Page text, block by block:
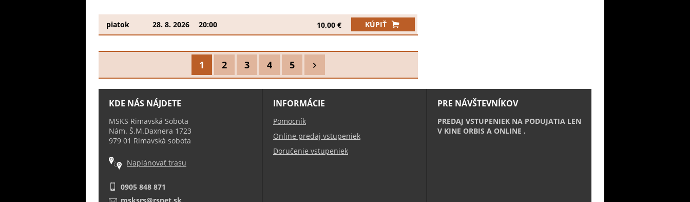
nádvoria je obmedzená, zabezpečte si svoje miesto včas ! Projekt z
verejných zdrojov podporili: Fond na podporu umenia, Sociálny a kultúrny
fond SOZA a Hudobný fond.
piatok 28. 8. 2026 20:00 10,00 € KÚPIŤ
1 2 3 4 5
KDE NÁS NÁJDETE
MSKS Rimavská Sobota
Nám. Š.M.Daxnera 1723
979 01 Rimavská sobota
Naplánovať trasu
0905 848 871
INFORMÁCIE
Pomocník
Online predaj vstupeniek
Doručenie vstupeniek
PRE NÁVŠTEVNÍKOV
PREDAJ VSTUPENIEK NA PODUJATIA LEN
V KINE ORBIS A ONLINE .